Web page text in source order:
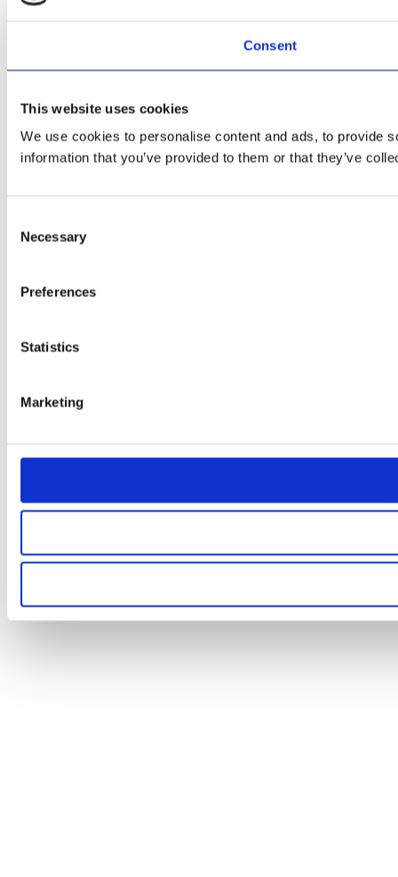
Consent
This website uses cookies
We use cookies to personalise content and ads, to provide
information that you’ve provided to them or that they’ve
Selection
Necessary
Preferences
Statistics
Marketing